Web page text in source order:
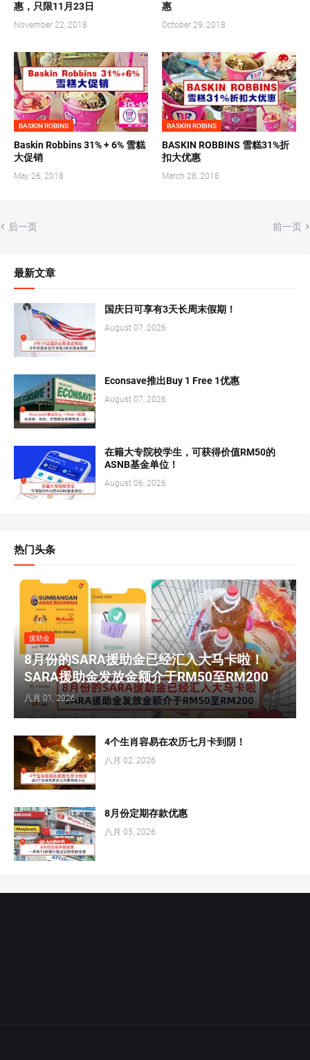
惠，只限11月23日
November 22, 2018
惠
October 29, 2018
BASKIN ROBINS
Baskin Robbins 31% + 6% 雪糕
大促销
May 26, 2018
BASKIN ROBINS
BASKIN ROBBINS 雪糕31%折
扣大优惠
March 28, 2018
后一页 前一页
最新文章
国庆日可享有3天长周末假期！
August 07, 2026
Econsave推出Buy 1 Free 1优惠
August 07, 2026
在籍大专院校学生，可获得价值RM50的
ASNB基金单位！
August 06, 2026
热门头条
援助金
8月份的SARA援助金已经汇入大马卡啦！
SARA援助金发放金额介于RM50至RM200
八月 01, 2026
4个生肖容易在农历七月卡到阴！
八月 02, 2026
8月份定期存款优惠
八月 05, 2026